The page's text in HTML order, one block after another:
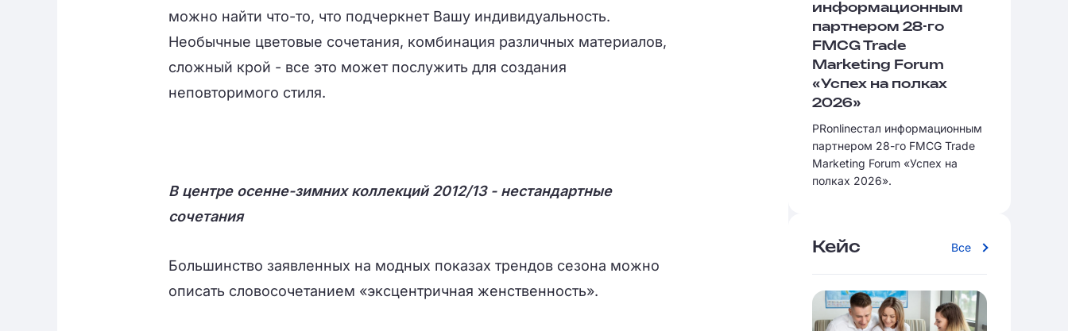
можно найти что-то, что подчеркнет Вашу индивидуальность.
Необычные цветовые сочетания, комбинация различных материалов,
сложный крой - все это может послужить для создания
неповторимого стиля.
В центре осенне-зимних коллекций 2012/13 - нестандартные
сочетания
Большинство заявленных на модных показах трендов сезона можно
описать словосочетанием «эксцентричная женственность».
информационным
партнером 28-го
FMCG Trade
Marketing Forum
«Успех на полках
2026»
PRonlineстал информационным
партнером 28-го FMCG Trade
Marketing Forum «Успех на
полках 2026».
Кейс Все